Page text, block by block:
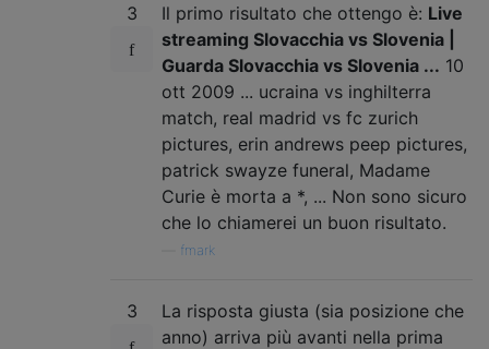
3 Il primo risultato che ottengo è: Live
streaming Slovacchia vs Slovenia |
Guarda Slovacchia vs Slovenia ... 10
ott 2009 ... ucraina vs inghilterra
match, real madrid vs fc zurich
pictures, erin andrews peep pictures,
patrick swayze funeral, Madame
Curie è morta a *, ... Non sono sicuro
che lo chiamerei un buon risultato.
fmark
3
La risposta giusta (sia posizione che
anno) arriva più avanti nella prima